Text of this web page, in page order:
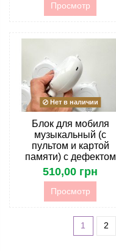
Просмотр
Нет в наличии
Блок для мобиля
музыкальный (с
пультом и картой
памяти) с дефектом
510,00 грн
Просмотр
1 2